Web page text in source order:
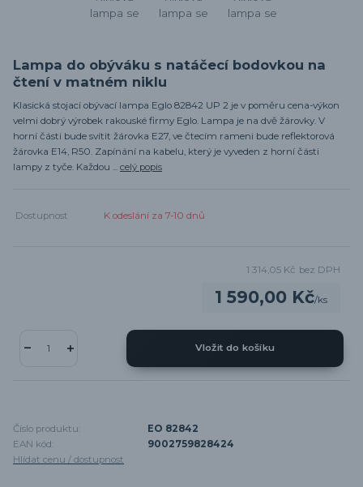
Lampa do obýváku s natáčecí bodovkou na
čtení v matném niklu
Klasická stojací obývací lampa Eglo 82842 UP 2 je v poměru cena-výkon
velmi dobrý výrobek rakouské firmy Eglo. Lampa je na dvě žárovky. V
horní části bude svítit žárovka E27, ve čtecím rameni bude reflektorová
žárovka E14, R50. Zapínání na kabelu, který je vyveden z horní části
lampy z tyče. Každou ... celý popis
Dostupnost K odeslání za 7-10 dnů
1 590,00 Kč/ks
1 314,05 Kč bez DPH
Vložit do košíku
Číslo produktu:
EO 82842
EAN kód:
9002759828424
Hlídat cenu / dostupnost